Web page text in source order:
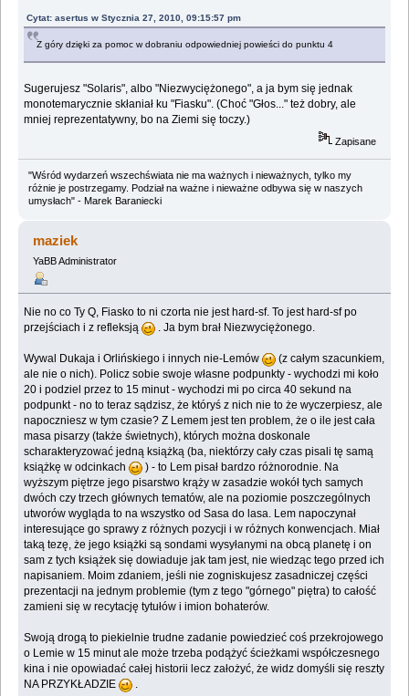
Cytat: asertus w Stycznia 27, 2010, 09:15:57 pm
Z góry dzięki za pomoc w dobraniu odpowiedniej powieści do punktu 4
Sugerujesz "Solaris", albo "Niezwyciężonego", a ja bym się jednak
monotemarycznie skłaniał ku "Fiasku". (Choć "Głos..." też dobry, ale
mniej reprezentatywny, bo na Ziemi się toczy.)
Zapisane
"Wśród wydarzeń wszechświata nie ma ważnych i nieważnych, tylko my
różnie je postrzegamy. Podział na ważne i nieważne odbywa się w naszych
umysłach" - Marek Baraniecki
maziek
YaBB Administrator
Nie no co Ty Q, Fiasko to ni czorta nie jest hard-sf. To jest hard-sf po
przejściach i z refleksją
. Ja bym brał Niezwyciężonego.
Wywal Dukaja i Orlińskiego i innych nie-Lemów
(z całym szacunkiem,
ale nie o nich). Policz sobie swoje własne podpunkty - wychodzi mi koło
20 i podziel przez to 15 minut - wychodzi mi po circa 40 sekund na
podpunkt - no to teraz sądzisz, że któryś z nich nie to że wyczerpiesz, ale
napoczniesz w tym czasie? Z Lemem jest ten problem, że o ile jest cała
masa pisarzy (także świetnych), których można doskonale
scharakteryzować jedną książką (ba, niektórzy cały czas pisali tę samą
książkę w odcinkach
) - to Lem pisał bardzo różnorodnie. Na
wyższym piętrze jego pisarstwo krąży w zasadzie wokół tych samych
dwóch czy trzech głównych tematów, ale na poziomie poszczególnych
utworów wygląda to na wszystko od Sasa do lasa. Lem napoczynał
interesujące go sprawy z różnych pozycji i w różnych konwencjach. Miał
taką tezę, że jego książki są sondami wysyłanymi na obcą planetę i on
sam z tych książek się dowiaduje jak tam jest, nie wiedząc tego przed ich
napisaniem. Moim zdaniem, jeśli nie zogniskujesz zasadniczej części
prezentacji na jednym problemie (tym z tego "górnego" piętra) to całość
zamieni się w recytację tytułów i imion bohaterów.
Swoją drogą to piekielnie trudne zadanie powiedzieć coś przekrojowego
o Lemie w 15 minut ale może trzeba podążyć ścieżkami współczesnego
kina i nie opowiadać całej historii lecz założyć, że widz domyśli się reszty
NA PRZYKŁADZIE
.